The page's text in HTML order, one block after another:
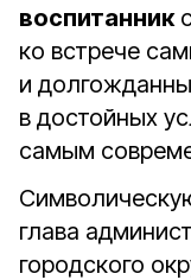
воспитанник
ко встрече
и
в достойных
самым
глава
городского